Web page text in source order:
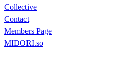
Collective
Contact
Members Page
MIDORI.so